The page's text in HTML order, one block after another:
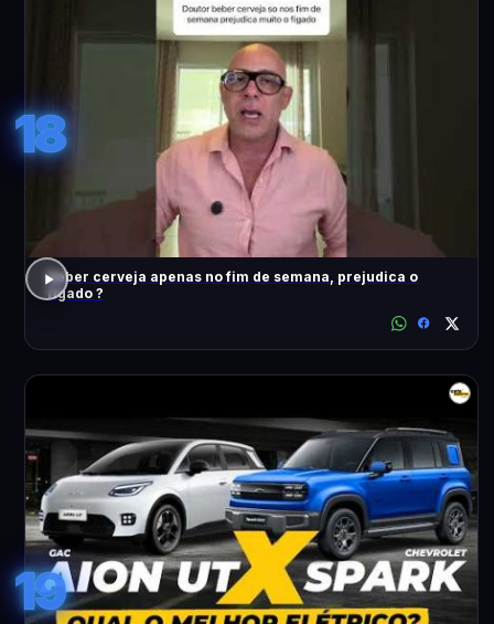
18
Beber cerveja apenas no fim de semana, prejudica o
fígado ?
19